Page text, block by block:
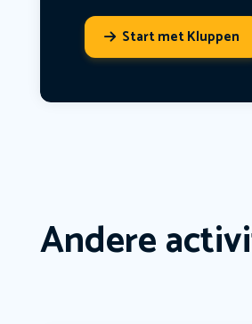
Start met Kluppen
Andere